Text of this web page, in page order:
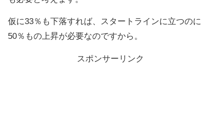
仮に33％も下落すれば、スタートラインに立つのに
50％もの上昇が必要なのですから。
スポンサーリンク